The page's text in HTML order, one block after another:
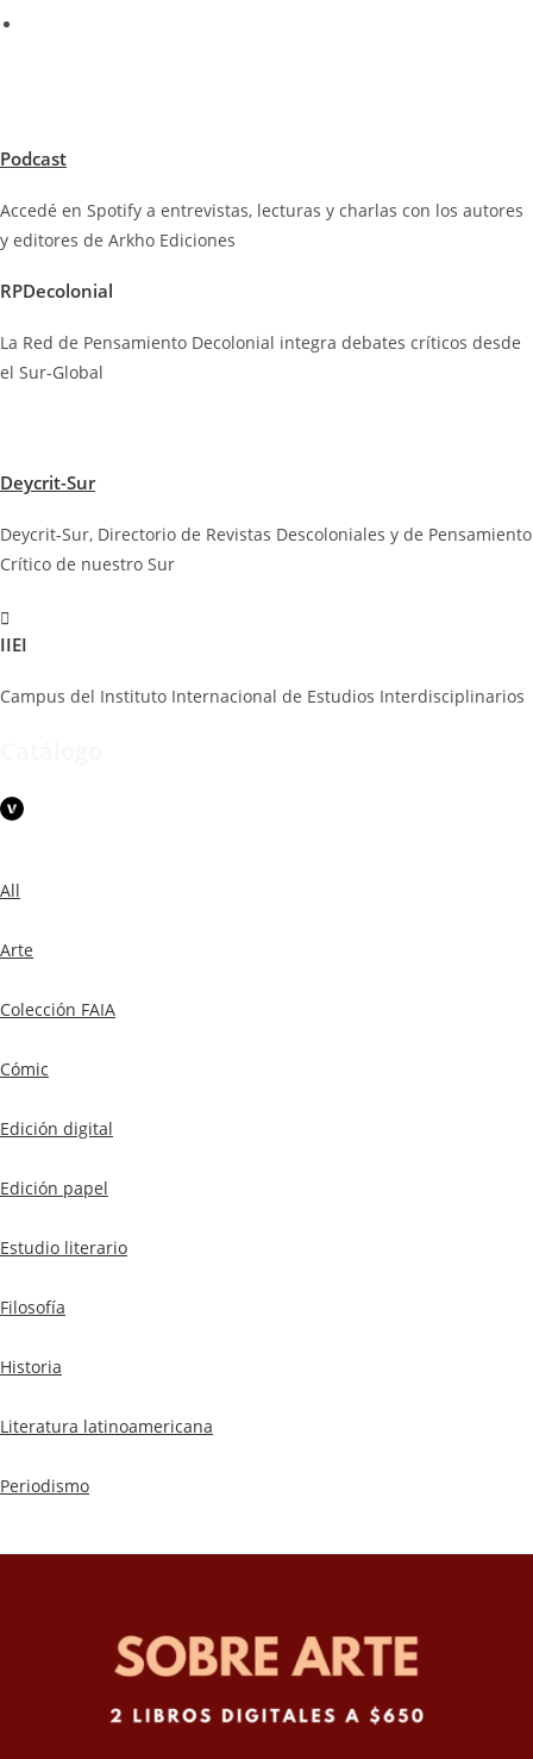
Podcast
Accedé en Spotify a entrevistas, lecturas y charlas con los autores
y editores de Arkho Ediciones
RPDecolonial
La Red de Pensamiento Decolonial integra debates críticos desde
el Sur-Global
Deycrit-Sur
Deycrit-Sur, Directorio de Revistas Descoloniales y de Pensamiento
Crítico de nuestro Sur
IIEI
Campus del Instituto Internacional de Estudios Interdisciplinarios
All
Arte
Colección FAIA
Cómic
Edición digital
Edición papel
Estudio literario
Filosofía
Historia
Literatura latinoamericana
Periodismo